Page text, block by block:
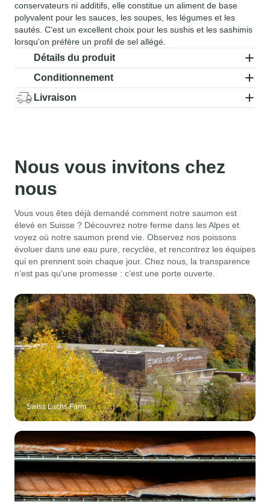
conservateurs ni additifs, elle constitue un aliment de base
polyvalent pour les sauces, les soupes, les légumes et les
sautés. C'est un excellent choix pour les sushis et les sashimis
lorsqu'on préfère un profil de sel allégé.
Détails du produit
Ingrédients :
Eau, soja, blé, sel de cuisine, vinaigre d’alcool,
alcool, sucre. Pasteurisé.
Allergènes :
Conditionnement
Flacon en verre.
Livraison
avant 12h00, hors samedis, dimanches et jours fériés.
Nous vous invitons chez
nous
Vous vous êtes déjà demandé comment notre saumon est
élevé en Suisse ? Découvrez notre ferme dans les Alpes et
voyez où notre saumon prend vie. Observez nos poissons
évoluer dans une eau pure, recyclée, et rencontrez les équipes
qui en prennent soin chaque jour. Chez nous, la transparence
n’est pas qu’une promesse : c’est une porte ouverte.
Swiss Lachs Farm